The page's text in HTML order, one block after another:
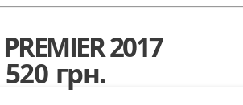
2017
грн.